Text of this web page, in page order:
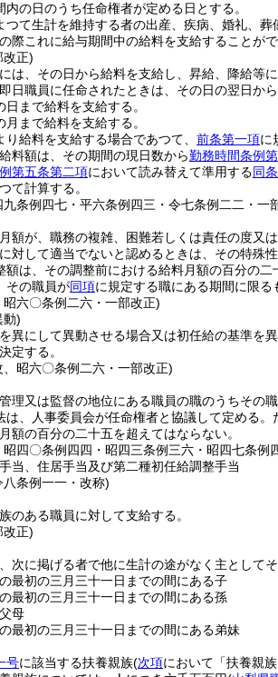
内の日のうち任命権者が定める日とする。
つて生計を維持する者の出産、疾病、婚礼、
際これに給与期間中の給料を支給することがで
改正)
は、その日から給料を支給し、昇給、降給等
日職員に任命されたときは、その日の翌日から
まで給料を支給する。
まで給料を支給する。
り給料を支給する場合であつて、 前条第一項に
料額は、その期間の現日数から勤務時間条例
第五条第二項において読み替えて準用する同
て計算する。
条例四七・平六条例四三・令七条例二二・一
額が、職務の複雑、困難若しくは責任の度
対して適当でないと認めるときは、その特殊
は、その調整前における給料月額の百分の二
その職員が同項に規定する職にある期間に限る
六〇条例二六・一部改正)
動)
異にして異動させる場合又は初任給の基準を
定する。
昭六〇条例二六・一部改正)
理又は監督の地位にある職員の職のうちその
、人事委員会が任命権者と協議して定める。
額の百分の二十五を超えてはならない。
四〇条例四四・昭四三条例三六・昭四七条例
当、住居手当及び第二種初任給調整手当
条例一一・改称)
のある職員に対して支給する。
改正)
次に掲げる者で他に生計の途がなく主として
最初の三月三十一日までの間にある子
最初の三月三十一日までの間にある孫
母
最初の三月三十一日までの間にある弟妹
号に該当する扶養親族(次項において「扶養親